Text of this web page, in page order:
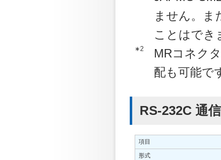
ません。ま
ことはでき
∗2
MRコネク
配も可能で
RS-232C 通
項目
形式